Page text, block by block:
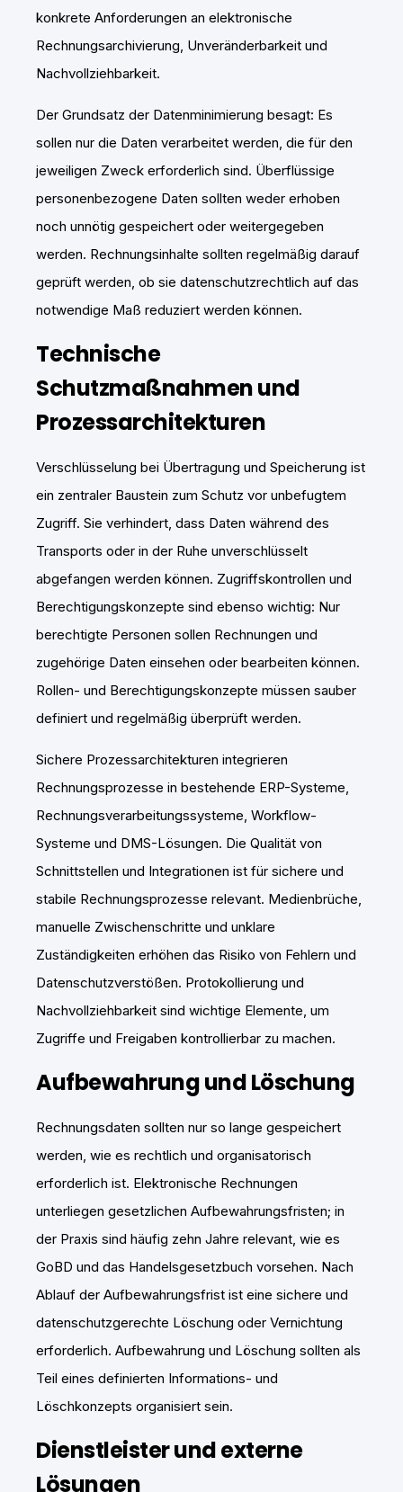
konkrete Anforderungen an elektronische
Rechnungsarchivierung, Unveränderbarkeit und
Nachvollziehbarkeit.
Der Grundsatz der Datenminimierung besagt: Es
sollen nur die Daten verarbeitet werden, die für den
jeweiligen Zweck erforderlich sind. Überflüssige
personenbezogene Daten sollten weder erhoben
noch unnötig gespeichert oder weitergegeben
werden. Rechnungsinhalte sollten regelmäßig darauf
geprüft werden, ob sie datenschutzrechtlich auf das
notwendige Maß reduziert werden können.
Technische
Schutzmaßnahmen und
Prozessarchitekturen
Verschlüsselung bei Übertragung und Speicherung ist
ein zentraler Baustein zum Schutz vor unbefugtem
Zugriff. Sie verhindert, dass Daten während des
Transports oder in der Ruhe unverschlüsselt
abgefangen werden können. Zugriffskontrollen und
Berechtigungskonzepte sind ebenso wichtig: Nur
berechtigte Personen sollen Rechnungen und
zugehörige Daten einsehen oder bearbeiten können.
Rollen- und Berechtigungskonzepte müssen sauber
definiert und regelmäßig überprüft werden.
Sichere Prozessarchitekturen integrieren
Rechnungsprozesse in bestehende ERP-Systeme,
Rechnungsverarbeitungssysteme, Workflow-
Systeme und DMS-Lösungen. Die Qualität von
Schnittstellen und Integrationen ist für sichere und
stabile Rechnungsprozesse relevant. Medienbrüche,
manuelle Zwischenschritte und unklare
Zuständigkeiten erhöhen das Risiko von Fehlern und
Datenschutzverstößen. Protokollierung und
Nachvollziehbarkeit sind wichtige Elemente, um
Zugriffe und Freigaben kontrollierbar zu machen.
Aufbewahrung und Löschung
Rechnungsdaten sollten nur so lange gespeichert
werden, wie es rechtlich und organisatorisch
erforderlich ist. Elektronische Rechnungen
unterliegen gesetzlichen Aufbewahrungsfristen; in
der Praxis sind häufig zehn Jahre relevant, wie es
GoBD und das Handelsgesetzbuch vorsehen. Nach
Ablauf der Aufbewahrungsfrist ist eine sichere und
datenschutzgerechte Löschung oder Vernichtung
erforderlich. Aufbewahrung und Löschung sollten als
Teil eines definierten Informations- und
Löschkonzepts organisiert sein.
Dienstleister und externe
Lösungen